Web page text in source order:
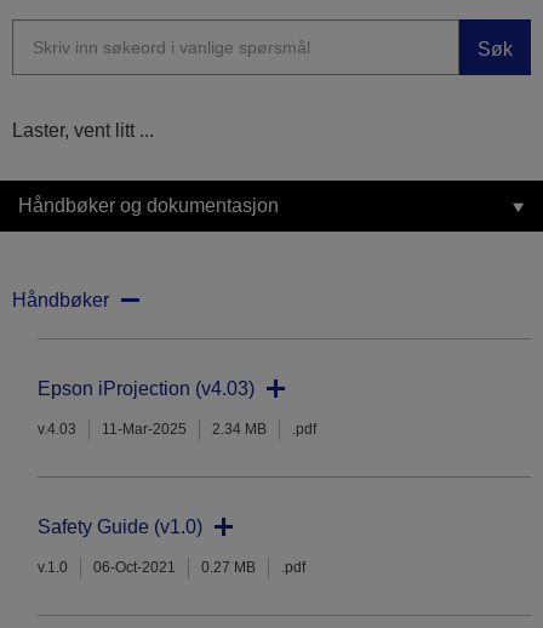
Søk
Laster, vent litt ...
Håndbøker og dokumentasjon
Håndbøker
Epson iProjection (v4.03)
v.4.03 11-Mar-2025 2.34 MB .pdf
Safety Guide (v1.0)
v.1.0 06-Oct-2021 0.27 MB .pdf